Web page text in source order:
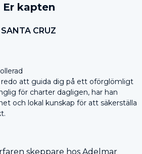
Er kapten
CRUZ
redo att guida dig på ett oförglömligt
för charter dagligen, har han
och lokal kunskap för att säkerställa
skeppare hos Adelmar